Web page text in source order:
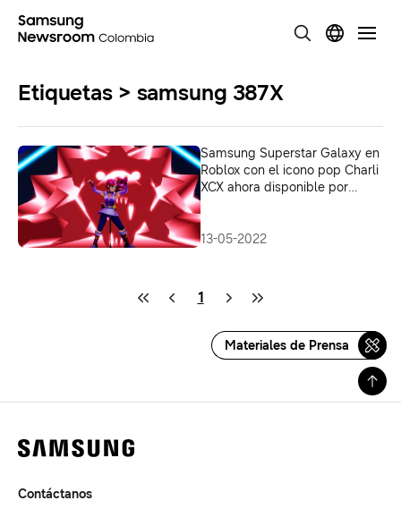
Etiquetas > samsung 387X
Samsung Superstar Galaxy en
Roblox con el icono pop Charli
XCX ahora disponible por
13-05-2022
1
Materiales de Prensa
Contáctanos